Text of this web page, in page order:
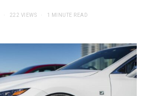
222 VIEWS 1 MINUTE READ